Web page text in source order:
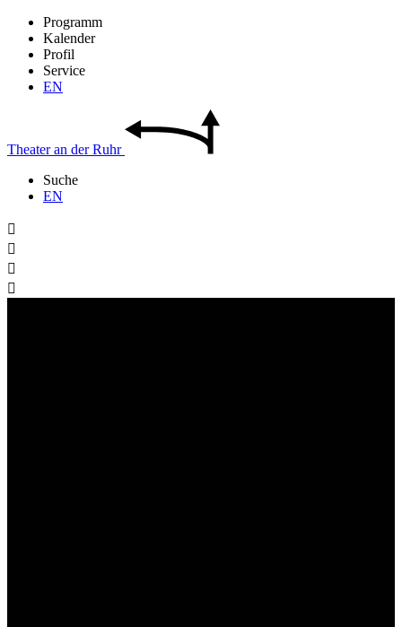
Programm
Kalender
Profil
Service
EN
Theateran derRuhr
Suche
EN



